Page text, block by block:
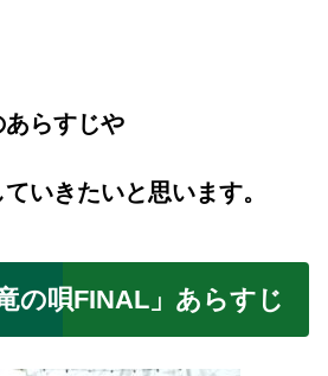
らすじや
いきたいと思います。
の唄FINAL」あらすじ